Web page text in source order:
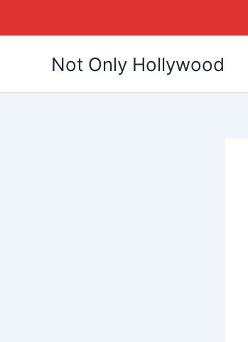
Not Only Hollywood